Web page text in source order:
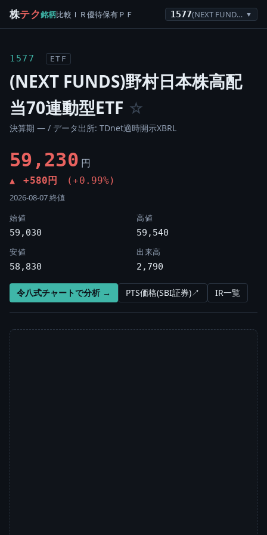
株テク銘柄比較 ＩＲ優待保有ＰＦ 1577 (NEXT FUNDS)野村日本株高配当70連動型ETF ▼
1577 ETF
(NEXT FUNDS)野村日本株高配
当70連動型ETF ☆
決算期 — / データ出所: TDnet適時開示XBRL
59,230 円
▲ +580円 (+0.99%)
2026-08-07 終値
始値
59,030
高値
59,540
安値
58,830
出来高
2,790
令八式チャートで分析 → PTS価格(SBI証券)↗ IR一覧